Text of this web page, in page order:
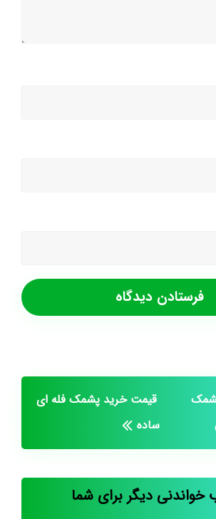
قیمت خرید پشمک فله ای
ساده
خواندنی دیگر برای شما